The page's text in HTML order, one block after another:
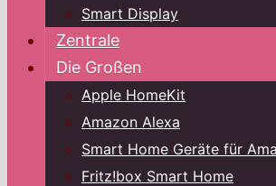
Smart Display
Zentrale
Die Großen
Apple HomeKit
Amazon Alexa
Smart Home Geräte für
Fritz!box Smart Home